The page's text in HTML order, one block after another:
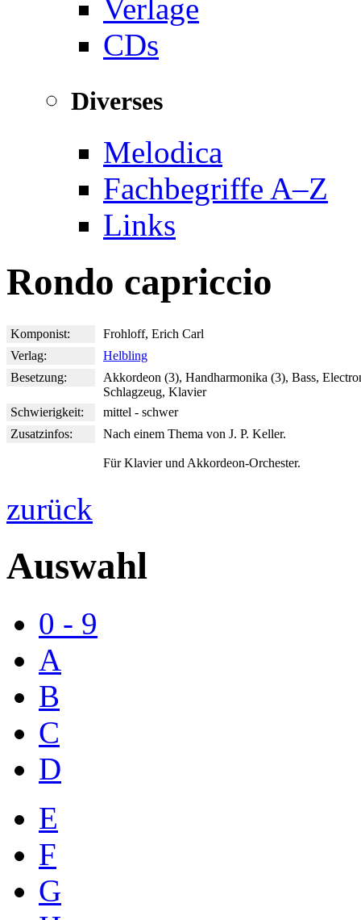
Verlage
CDs
Diverses
Melodica
Fachbegriffe A–Z
Links
Rondo capriccio
Komponist:
Frohloff, Erich Carl
Verlag:
Helbling
Besetzung:
Akkordeon (3), Handharmonika (3), Bass,
Schlagzeug, Klavier
Schwierigkeit:
mittel - schwer
Zusatzinfos:
Nach einem Thema von J. P. Keller.
Für Klavier und Akkordeon-Orchester.
zurück
Auswahl
0 - 9
A
B
C
D
E
F
G